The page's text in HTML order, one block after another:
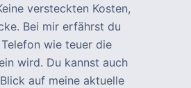
versteckten Kosten,
Bei mir erfährst du
wie teuer die
wird. Du kannst auch
auf meine aktuelle